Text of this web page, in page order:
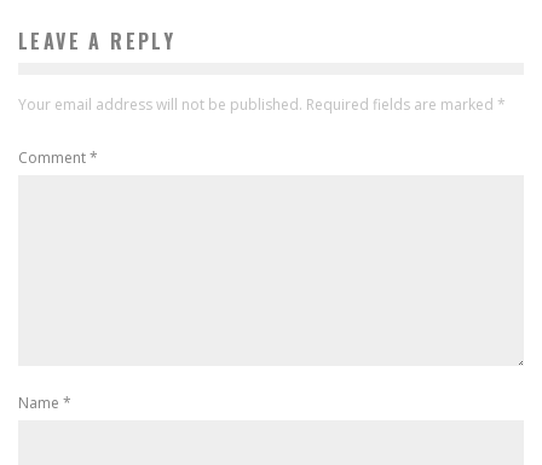
LEAVE A REPLY
Your email address will not be published. Required fields are marked *
Comment*
Name *